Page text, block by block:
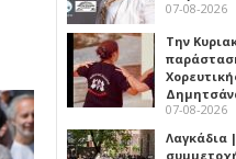
07-08-2026
Την
07-08-2026
Λαγκάδια